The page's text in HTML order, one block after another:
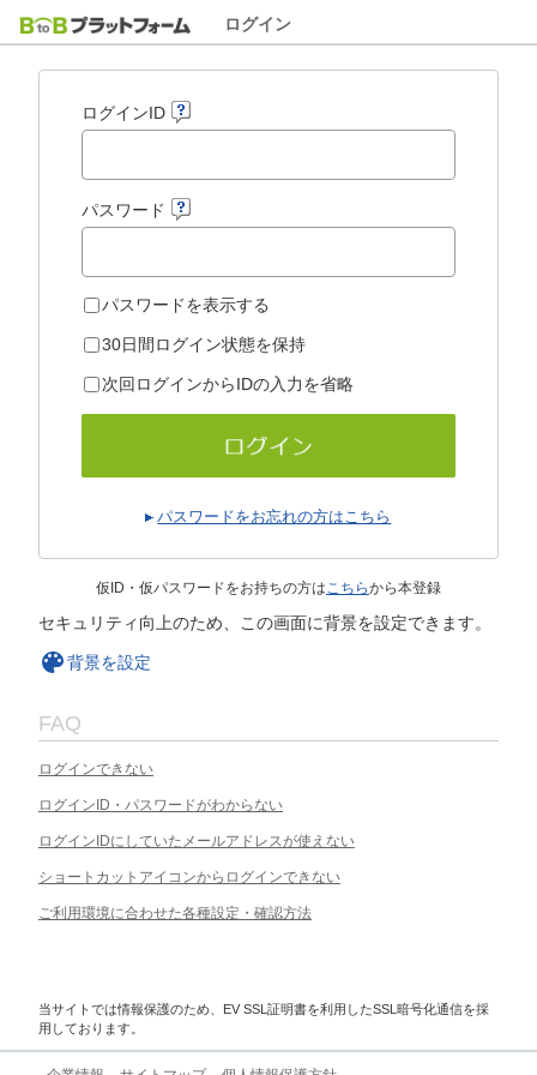
ログイン
ログインID
パスワード
パスワードを表示する
30日間ログイン状態を保持
次回ログインからIDの入力を省略
パスワードをお忘れの方はこちら
仮ID・仮パスワードをお持ちの方はこちらから本登録
セキュリティ向上のため、この画面に背景を設定できます。
背景を設定
FAQ
ログインできない
ログインID・パスワードがわからない
ログインIDにしていたメールアドレスが使えない
ショートカットアイコンからログインできない
ご利用環境に合わせた各種設定・確認方法
当サイトでは情報保護のため、EV SSL証明書を利用したSSL暗号化通信を採
用しております。